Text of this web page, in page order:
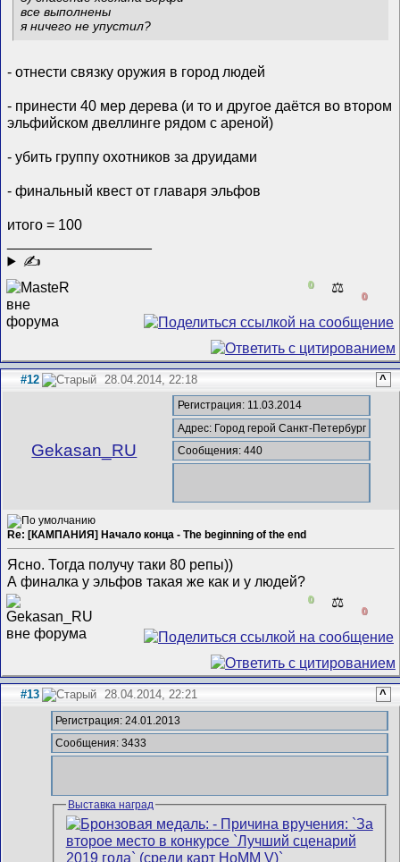
все выполнены
я ничего не упустил?
- отнести связку оружия в город людей
- принести 40 мер дерева (и то и другое даётся во втором
эльфийском двеллинге рядом с ареной)
- убить группу охотников за друидами
- финальный квест от главаря эльфов
итого = 100
✍
0 ⚖️
0
#12 28.04.2014, 22:18 ^
Gekasan_RU
Регистрация: 11.03.2014
Адрес: Город герой Санкт-Петербург
Сообщения: 440
Re: [КАМПАНИЯ] Начало конца - The beginning of the end
Ясно. Тогда получу таки 80 репы))
А финалка у эльфов такая же как и у людей?
0 ⚖️
0
#13 28.04.2014, 22:21 ^
Регистрация: 24.01.2013
Сообщения: 3433
Выставка наград